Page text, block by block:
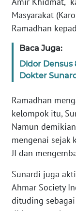
Masyarakat
Ramadhan
Baca Juga:
Didor
Dokter
Ramadhan
kelompok itu,
Namun
mengenai sejak
JI dan
Sunardi juga
Ahmar Society
dituding
KARIR
DISCLAIMER
Regional
WN
SUMUT
WN
JAKARTA
WN